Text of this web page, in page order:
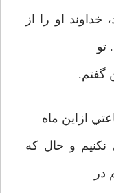
خداوند او را از
گفتم.
ازاين ماه
و حال که
در